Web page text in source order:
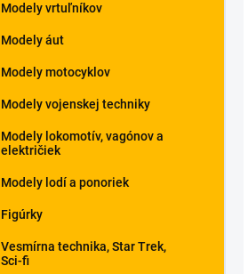
Modely vrtuľníkov
Modely áut
Modely motocyklov
Modely vojenskej techniky
Modely lokomotív, vagónov a
električiek
Modely lodí a ponoriek
Figúrky
Vesmírna technika, Star Trek,
Sci-fi